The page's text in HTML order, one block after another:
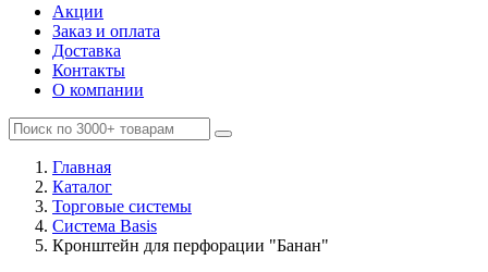
Акции
Заказ и оплата
Доставка
Контакты
О компании
Главная
Каталог
Торговые системы
Система Basis
Кронштейн для перфорации "Банан"